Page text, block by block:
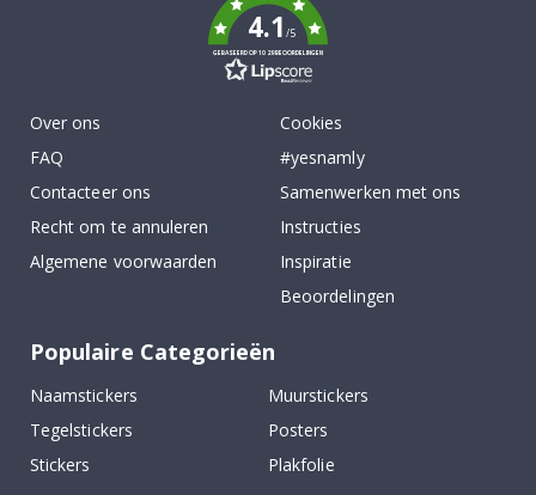
4.1/5
GEBASEERD OP 1029 BEOORDELINGEN
Over ons
FAQ
Contacteer ons
Recht om te annuleren
Algemene voorwaarden
Cookies
#yesnamly
Samenwerken met ons
Instructies
Inspiratie
Beoordelingen
Populaire Categorieën
Naamstickers
Muurstickers
Tegelstickers
Posters
Stickers
Plakfolie